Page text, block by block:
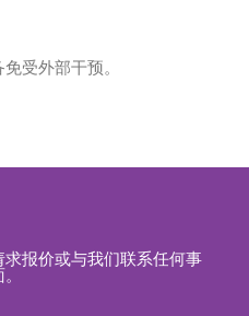
受外部干预。
报价或与我们联系任何事